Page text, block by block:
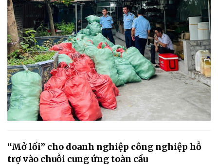
“Mở lối” cho doanh nghiệp công nghiệp hỗ
trợ vào chuỗi cung ứng toàn cầu